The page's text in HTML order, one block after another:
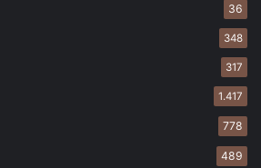
36
348
317
1.417
778
489